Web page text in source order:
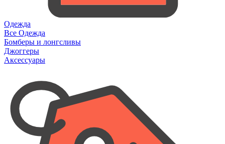
Одежда
Все Одежда
Бомберы и лонгсливы
Джоггеры
Аксессуары